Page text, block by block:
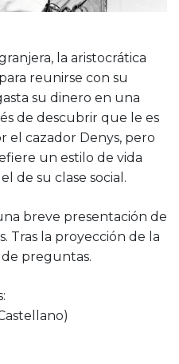
la aristocrática
reunirse con su
su dinero en una
de descubrir que le es
el cazador Denys, pero
un estilo de vida
de su clase social.
breve presentación de
Tras la proyección de la
preguntas.